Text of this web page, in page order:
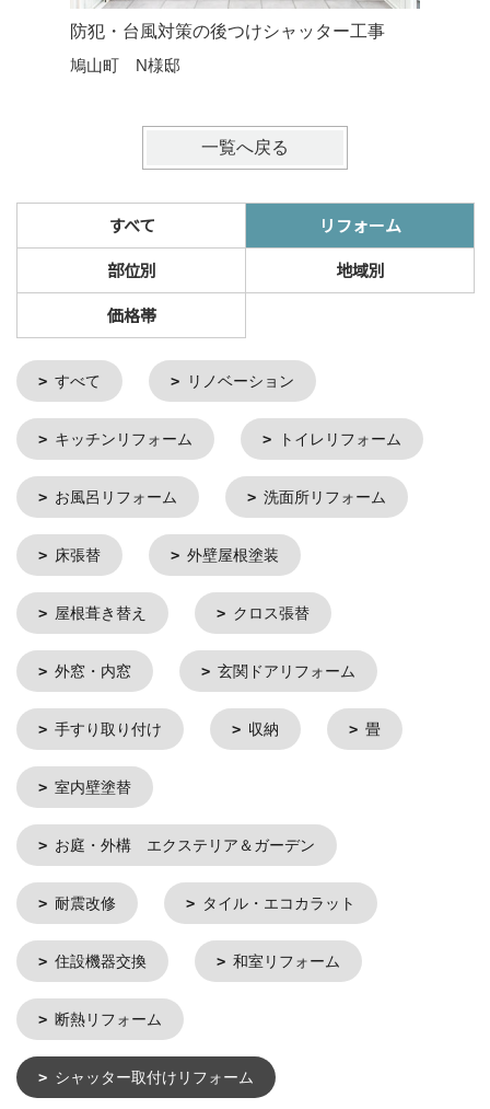
防犯・台風対策の後つけシャッター工事
鳩山町 N様邸
一覧へ戻る
すべて
リフォーム
部位別
地域別
価格帯
すべて リノベーション
キッチンリフォーム トイレリフォーム
お風呂リフォーム 洗面所リフォーム
床張替 外壁屋根塗装
屋根葺き替え クロス張替
外窓・内窓 玄関ドアリフォーム
手すり取り付け 収納 畳
室内壁塗替
お庭・外構 エクステリア＆ガーデン
耐震改修 タイル・エコカラット
住設機器交換 和室リフォーム
断熱リフォーム
シャッター取付けリフォーム